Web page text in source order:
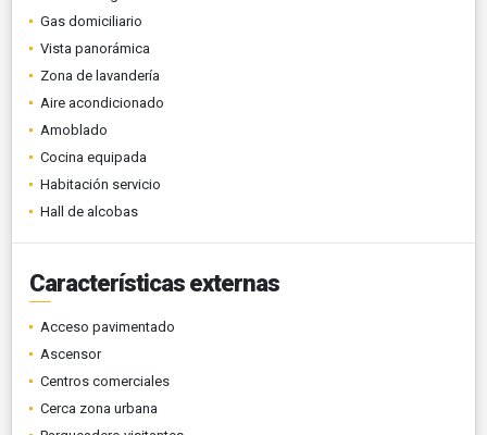
Gas domiciliario
Vista panorámica
Zona de lavandería
Aire acondicionado
Amoblado
Cocina equipada
Habitación servicio
Hall de alcobas
Características externas
Acceso pavimentado
Ascensor
Centros comerciales
Cerca zona urbana